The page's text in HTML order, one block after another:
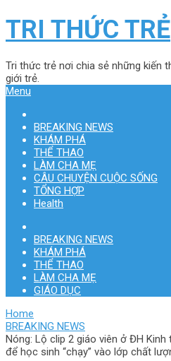
TRI THỨC TRẺ
Tri thức trẻ nơi chia sẻ những kiến
giới trẻ.
Menu
BREAKING NEWS
KHÁM PHÁ
THỂ THAO
LÀM CHA MẸ
CÂU CHUYỆN CUỘC SỐNG
TỔNG HỢP
Health
BREAKING NEWS
KHÁM PHÁ
THỂ THAO
LÀM CHA MẸ
GIÁO DỤC
Home
BREAKING NEWS
Nóng: Lộ clip 2 giáo viên ở ĐH
để học sinh “chạy” vào lớp chất